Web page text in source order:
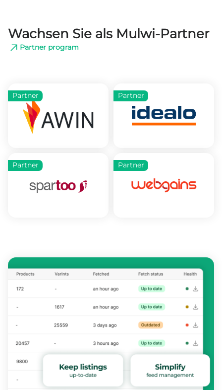
Wachsen Sie als Mulwi-Partner
Partner program
Partner Partner
Partner Partner